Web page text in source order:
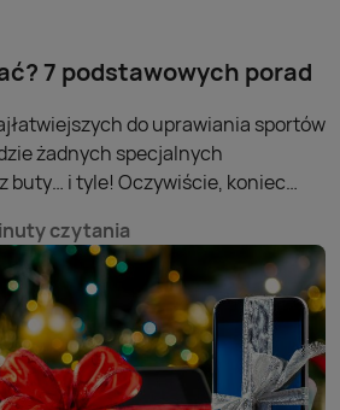
7 podstawowych porad
do uprawiania sportów
żadnych specjalnych
buty… i tyle! Oczywiście, koniec
do jakiej powierzchni jest
jednak kluczowa jest
wiedzy. Podpowiadamy zatem,
z tego frajdę!
czytania